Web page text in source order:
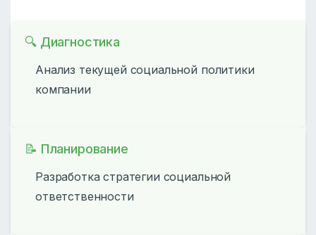
🔍 Диагностика
Анализ текущей социальной политики
компании
📝 Планирование
Разработка стратегии социальной
ответственности